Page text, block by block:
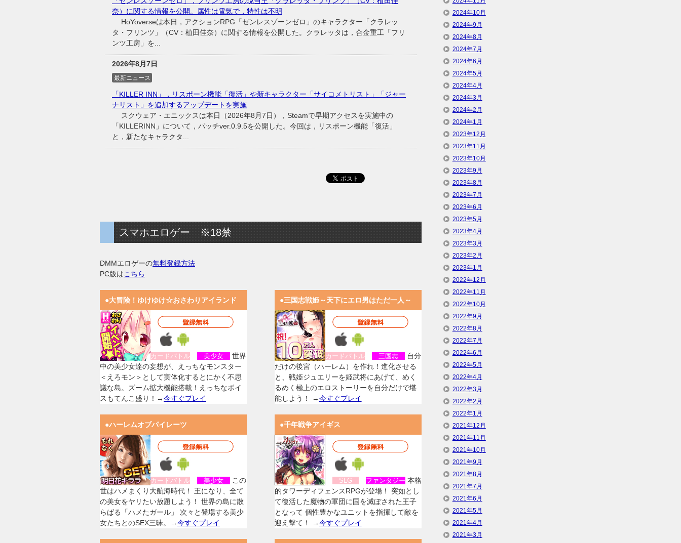
奈）に関する情報を公開。属性は電気で，特性は不明
HoYoverseは本日，アクションRPG「ゼンレスゾーンゼロ」のキャラクター「クラレッ
タ・フリンツ」（CV：植田佳奈）に関する情報を公開した。クラレッタは，合金重工「フリ
ンツ工房」を...
2026年8月7日
最新ニュース
「KILLER INN」，リスポーン機能「復活」や新キャラクター「サイコメトリスト」「ジャー
ナリスト」を追加するアップデートを実施
スクウェア・エニックスは本日（2026年8月7日），Steamで早期アクセスを実施中の
「KILLERINN」について，パッチver.0.9.5を公開した。今回は，リスポーン機能「復活」
と，新たなキャラクタ...
スマホエロゲー ※18禁
DMMエロゲーの無料登録方法
PC版はこちら
●大冒険！ゆけゆけ☆おさわりアイランド
カードバトル 美少女
世界
中の美少女達の妄想が、えっちなモンスター
＜えろモン＞として実体化するとにかく不思
議な島。ズーム拡大機能搭載！えっちなボイ
スもてんこ盛り！→今すぐプレイ
●三国志戦姫～天下にエロ男はただ一人～
カードバトル 三国志
自分
だけの後宮（ハーレム）を作れ！進化させる
と、戦姫ジュエリーを姫武将にあげて、めく
るめく極上のエロストーリーを自分だけで堪
能しよう！ →今すぐプレイ
●ハーレムオブパイレーツ
カードバトル 美少女
この
世はハメまくり大航海時代！ 王になり、全て
の美女をヤリたい放題しよう！ 世界の島に散
らばる「ハメたガール」 次々と登場する美少
女たちとのSEX三昧。→今すぐプレイ
●千年戦争アイギス
SLG ファンタジー 本格
的タワーディフェンスRPGが登場！ 突如とし
て復活した魔物の軍団に国を滅ぼされた王子
となって 個性豊かなユニットを指揮して敵を
迎え撃て！ →今すぐプレイ
2024年10月
2024年9月
2024年8月
2024年7月
2024年6月
2024年5月
2024年4月
2024年3月
2024年2月
2024年1月
2023年12月
2023年11月
2023年10月
2023年9月
2023年8月
2023年7月
2023年6月
2023年5月
2023年4月
2023年3月
2023年2月
2023年1月
2022年12月
2022年11月
2022年10月
2022年9月
2022年8月
2022年7月
2022年6月
2022年5月
2022年4月
2022年3月
2022年2月
2022年1月
2021年12月
2021年11月
2021年10月
2021年9月
2021年8月
2021年7月
2021年6月
2021年5月
2021年4月
2021年3月